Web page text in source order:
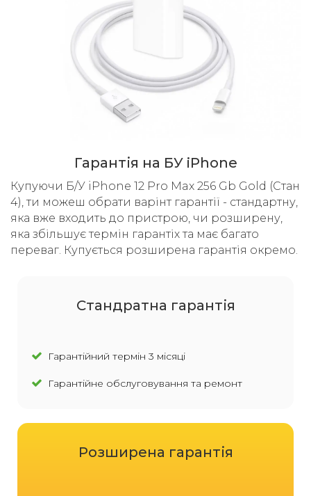
Гарантія на БУ iPhone
Купуючи Б/У iPhone 12 Pro Max 256 Gb Gold (Стан
4), ти можеш обрати варінт гарантії - стандартну,
яка вже входить до пристрою, чи розширену,
яка збільшує термін гарантіх та має багато
переваг. Купується розширена гарантія окремо.
Cтандратна гарантія
Гарантійний термін 3 місяці
Гарантійне обслуговування та ремонт
Розширена гарантія